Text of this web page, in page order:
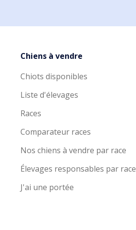
Chiens à vendre
Chiots disponibles
Liste d'élevages
Races
Comparateur races
Nos chiens à vendre par race
Élevages responsables par race
J'ai une portée